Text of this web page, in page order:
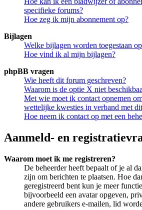
specifieke forums?
Hoe zeg ik mijn abonnement op?
Bijlagen
Welke bijlagen worden toegestaan
Hoe vind ik al mijn bijlagen?
phpBB vragen
Wie heeft dit forum geschreven?
Waarom is de optie X niet
Met wie moet ik contact opnemen
wettelijke kwesties in verband met
Hoe neem ik contact op met een
Aanmeld- en
Waarom moet ik me registreren?
De beheerder heeft bepaalt of je al
zijn om berichten te plaatsen. Hoe
geregistreerd bent kun je meer
bijvoorbeeld een avatar opgeven,
andere gebruikers e-mailen, lid